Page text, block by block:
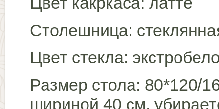
Столешница:
Цвет стекла:
Размер стола: 80*120/
шириной 40 см,